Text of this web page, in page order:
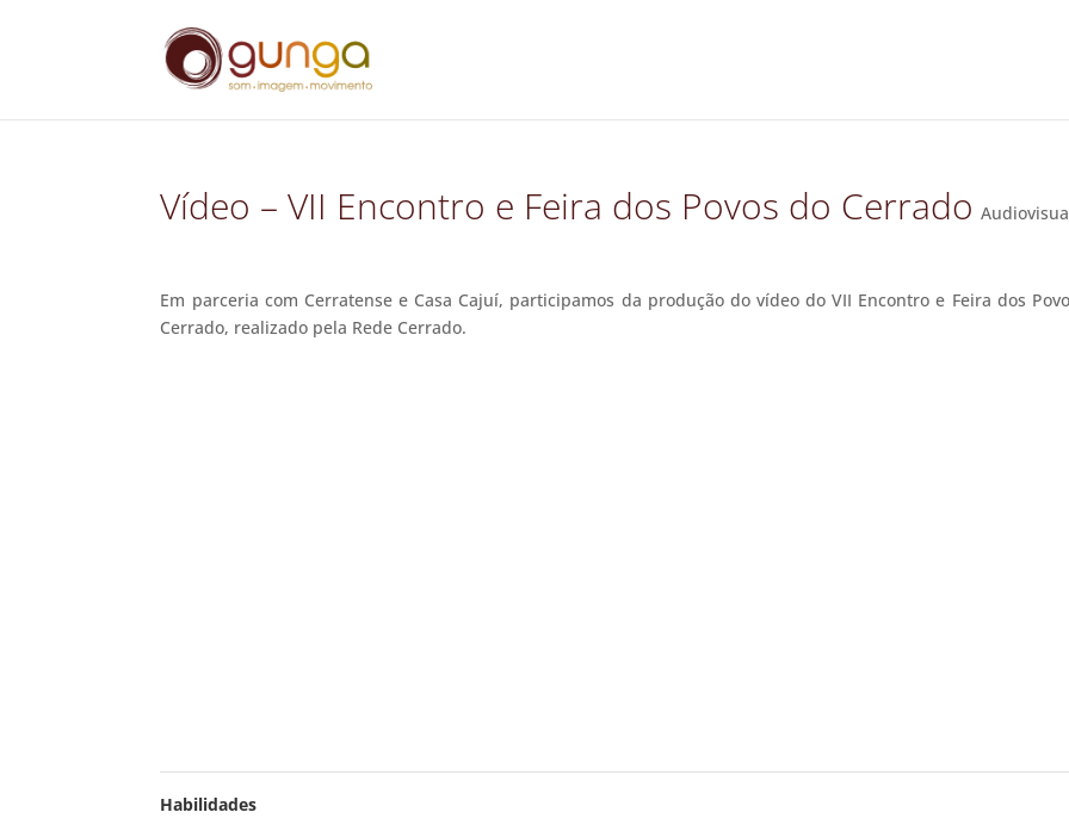
Vídeo – VII Encontro e Feira dos Povos do Cerrado
Em parceria com Cerratense e Casa Cajuí, participamos da produção do vídeo do VII Encontro e Feira dos
Cerrado, realizado pela Rede Cerrado.
Habilidades